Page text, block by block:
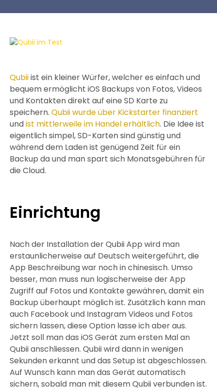
Qubiiist ein kleiner Würfer, welcher es einfach und
bequem ermöglicht iOS Backups von Fotos, Videos
und Kontakten direkt auf eine SD Karte zu
speichern. Qubii wurde über Kickstarter finanziert
undist mittlerweile im Handel erhältlich. Die Idee ist
eigentlich simpel, SD-Karten sind günstig und
während dem Laden ist genügend Zeit für ein
Backup da und man spart sich Monatsgebühren für
die Cloud.
Einrichtung
Nach der Installation der Qubii App wird man
erstaunlicherweise auf Deutsch weitergeführt, die
App Beschreibung war noch in chinesisch. Umso
besser, man muss nun logischerweise der App
Zugriff auf Fotos und Kontakte gewähren, damit ein
Backup überhaupt möglich ist. Zusätzlich kann man
auch Facebook und Instagram Videos und Fotos
sichern lassen, diese Option lasse ich aber aus.
Jetzt soll man das iOS Gerät zum ersten Mal an
Qubii anschliessen. Qubii wird dann in wenigen
Sekunden erkannt und das Setup ist abgeschlossen.
Auf Wunsch kann man das Gerät automatisch
sichern, sobald man mit diesem Qubii verbunden ist.